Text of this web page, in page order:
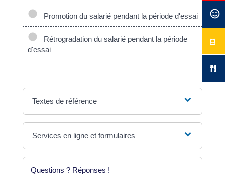
Promotion du salarié pendant la période d'essai
Rétrogradation du salarié pendant la période
d'essai
Textes de référence
Services en ligne et formulaires
Questions ? Réponses !